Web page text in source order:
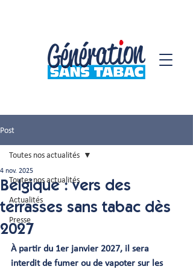
Post
Toutes nos actualités
Actualités
Presse
Toutes nos actualités
Belgique : vers des
terrasses sans tabac dès
2027
4 nov. 2025
À partir du 1er janvier 2027, il sera
interdit de fumer ou de vapoter sur les